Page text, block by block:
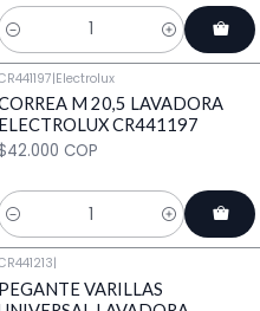
|Electrolux
M 20,5 LAVADORA
CR441197
COP
|
VARILLAS